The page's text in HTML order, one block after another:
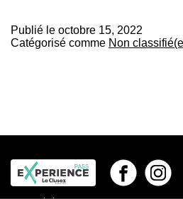
Publié le octobre 15, 2022
Catégorisé comme Non